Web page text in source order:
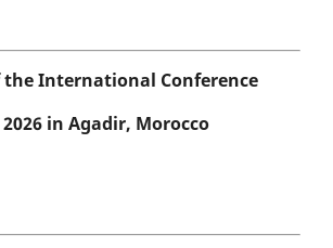
the International Conference
in Agadir, Morocco